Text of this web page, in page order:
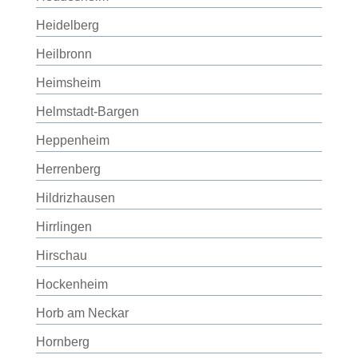
Heidelberg
Heilbronn
Heimsheim
Helmstadt-Bargen
Heppenheim
Herrenberg
Hildrizhausen
Hirrlingen
Hirschau
Hockenheim
Horb am Neckar
Hornberg